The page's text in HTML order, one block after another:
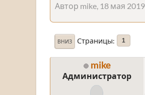
Автор mike, 18 мая
ВНИЗ Страницы 1
mike
Администратор